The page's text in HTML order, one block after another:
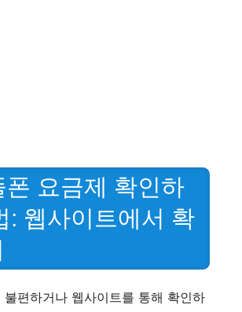
폰 요금제 확인하
: 웹사이트에서 확
불편하거나 웹사이트를 통해 확인하